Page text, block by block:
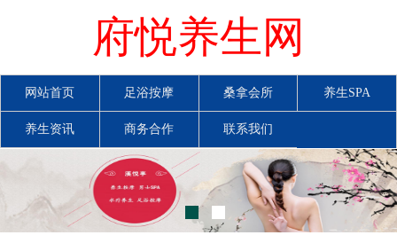
府悦养生网
网站首页 足浴按摩 桑拿会所 养生SPA
养生资讯 商务合作 联系我们